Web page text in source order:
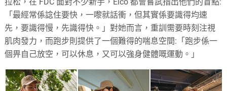
「最經常係諗住要快，一嚟就話衝，但其實係要識得均速
先，要識得慢，先識得快。」對她而言，重訓需要時刻注視
肌肉發力，而跑步則提供了一個難得的喘息空間:「跑步係一
個畀自己放空，可以休息，又可以強身健體嘅運動。」